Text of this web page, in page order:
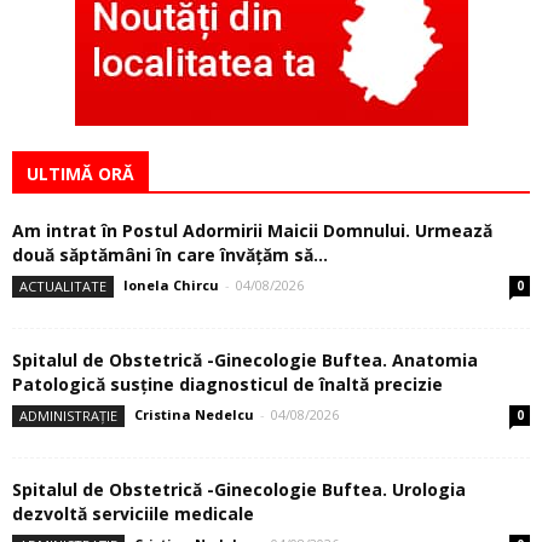
ULTIMĂ ORĂ
Am intrat în Postul Adormirii Maicii Domnului. Urmează
două săptămâni în care învăţăm să...
ACTUALITATE Ionela Chircu - 04/08/2026 0
Spitalul de Obstetrică -Ginecologie Buftea. Anatomia
Patologică susţine diagnosticul de înaltă precizie
ADMINISTRAȚIE Cristina Nedelcu - 04/08/2026 0
Spitalul de Obstetrică -Ginecologie Buftea. Urologia
dezvoltă serviciile medicale